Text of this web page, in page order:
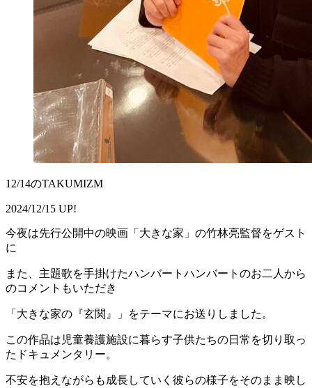
12/14のTAKUMIZM
2024/12/15 UP!
今夜は先行公開中の映画「大きな家」の竹林亮監督をゲスト
に
また、主題歌を手掛けたハンバートハンバートのお二人から
のコメントもいただき
「大きな家の『玄関』」をテーマにお送りしました。
この作品は児童養護施設に暮らす子供たちの日常を切り取っ
たドキュメンタリー。
不安を抱えながらも成長していく彼らの様子をそのまま映し